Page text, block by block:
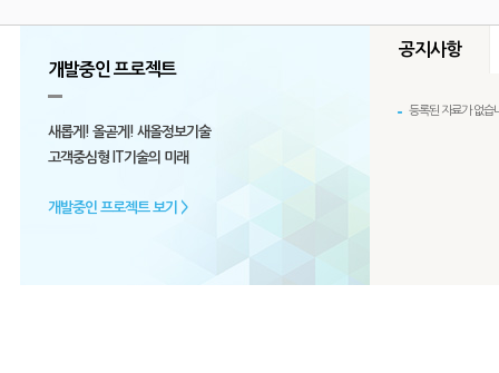
개발중인 프로젝트
새롭게! 올곧게! 새올정보기술
고객중심형 IT기술의 미래
개발중인 프로젝트 보기 >
공지사항
등록된 자료가 없습
등록된 자료